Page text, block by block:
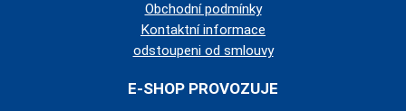
Obchodní podmínky
Kontaktní informace
odstoupeni od smlouvy
E-SHOP PROVOZUJE